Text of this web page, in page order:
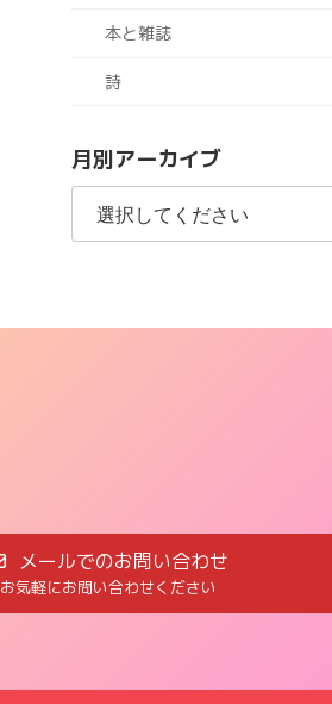
本と雑誌
詩
月別アーカイブ
メールでのお問い合わせ
お気軽にお問い合わせください